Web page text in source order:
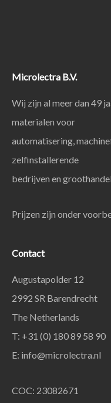
Microlectra B.V.
Wij zijn al meer dan 49
materialen voor
automatisering,
zelfinstallerende
bedrijven en
Prijzen zijn onder
Contact
Augustapolder 12
2992 SR Barendrecht
The Netherlands
T: +31 (0) 180 89 58 90
E: info@microlectra.nl
COC: 23082671